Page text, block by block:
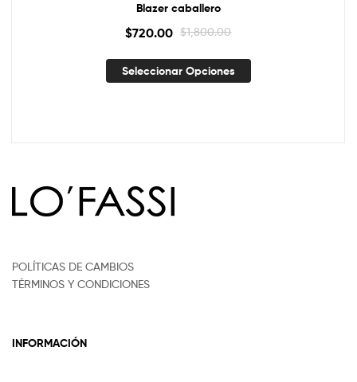
Blazer caballero
$1,800.00
$720.00
Seleccionar Opciones
POLÍTICAS DE CAMBIOS
TÉRMINOS Y CONDICIONES
INFORMACIÓN